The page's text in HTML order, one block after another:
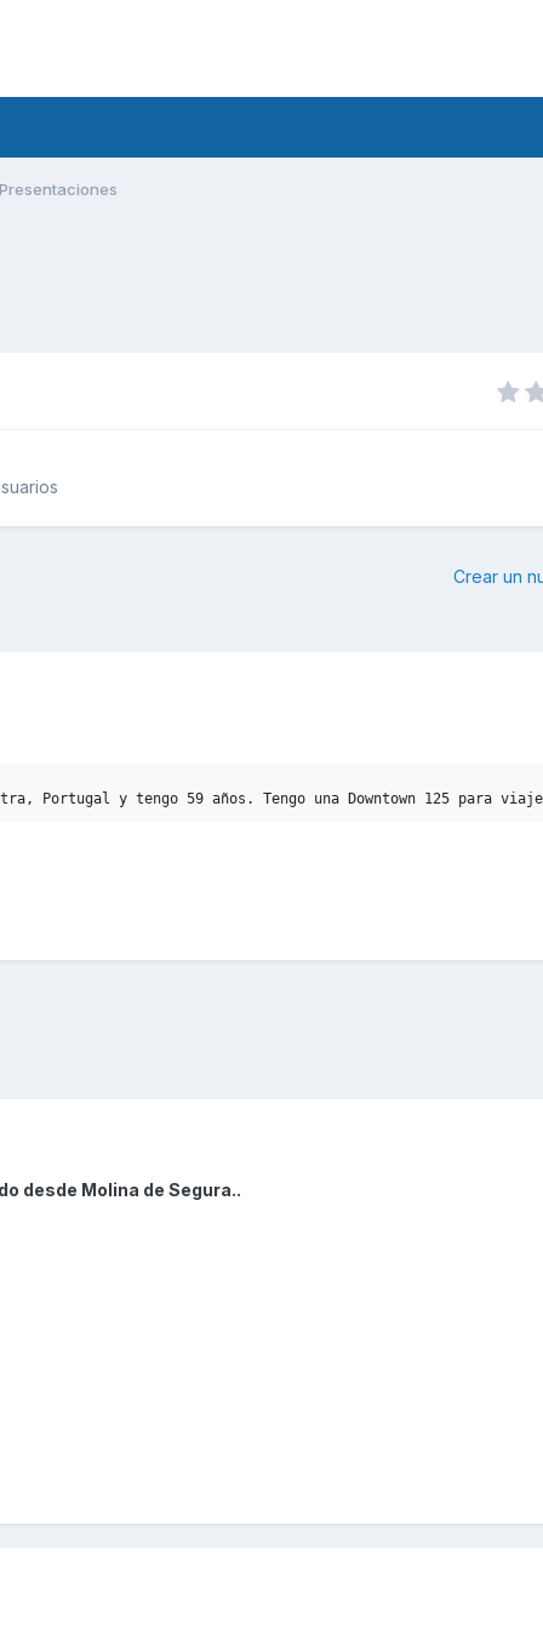
Presentaciones
Crear un
Portugal y tengo 59 años. Tengo una Downtown 125 para
desde Molina de Segura..